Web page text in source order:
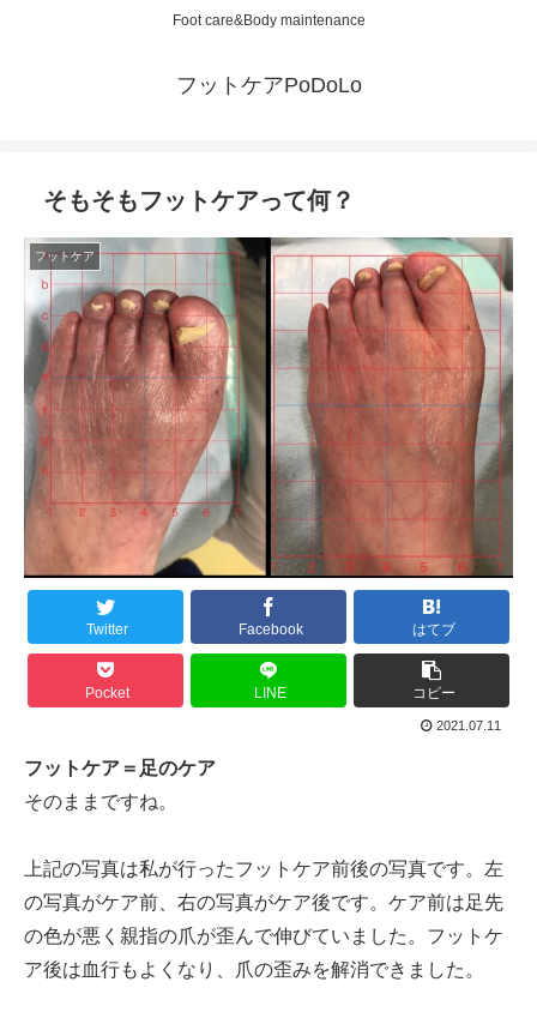
Foot care&Body maintenance
フットケアPoDoLo
そもそもフットケアって何？
フットケア
Twitter Facebook はてブ
Pocket LINE コピー
2021.07.11
フットケア＝足のケア
そのままですね。
上記の写真は私が行ったフットケア前後の写真です。左
の写真がケア前、右の写真がケア後です。ケア前は足先
の色が悪く親指の爪が歪んで伸びていました。フットケ
ア後は血行もよくなり、爪の歪みを解消できました。